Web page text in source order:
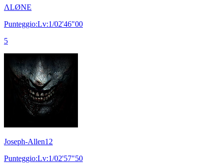
ΛLØNE
Punteggio:Lv:1/02'46"00
5
Joseph-Allen12
Punteggio:Lv:1/02'57"50